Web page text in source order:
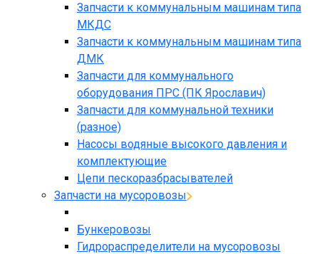
Запчасти к коммунальным машинам типа
МКДС
Запчасти к коммунальным машинам типа
ДМК
Запчасти для коммунального
оборудования ПРС (ПК Ярославич)
Запчасти для коммунальной техники
(разное)
Насосы водяные высокого давления и
комплектующие
Цепи пескоразбрасывателей
Запчасти на мусоровозы
Бункеровозы
Гидрораспределители на мусоровозы